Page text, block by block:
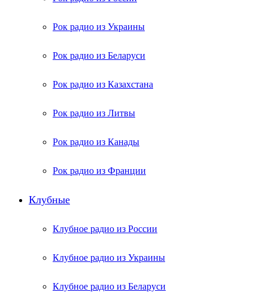
Рок радио из Украины
Рок радио из Беларуси
Рок радио из Казахстана
Рок радио из Литвы
Рок радио из Канады
Рок радио из Франции
Клубные
Клубное радио из России
Клубное радио из Украины
Клубное радио из Беларуси